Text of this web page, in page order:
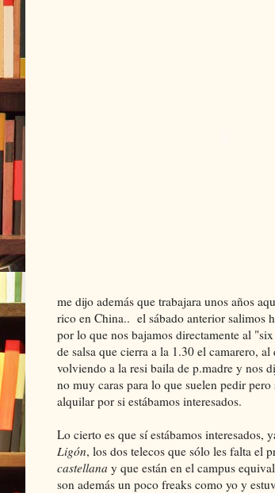
me dijo además que trabajara unos años
rico en China.. el sábado anterior salimos
por lo que nos bajamos directamente al
de salsa que cierra a la 1.30 el camarero,
volviendo a la resi baila de p.madre y nos
no muy caras para lo que suelen pedir
alquilar por si estábamos interesados.
Lo cierto es que sí estábamos interesados,
Ligón, los dos telecos que sólo les falta el
castellana y que están en el campus
son además un poco freaks como yo y